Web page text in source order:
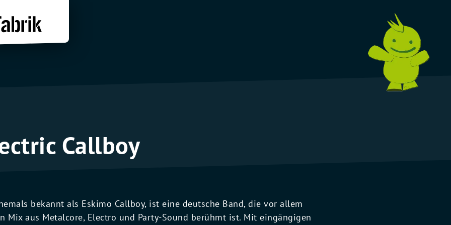
Callboy
ehemals bekannt als Eskimo Callboy, ist eine deutsche Band, die vor allem
Mix aus Metalcore, Electro und Party-Sound berühmt ist. Mit eingängigen